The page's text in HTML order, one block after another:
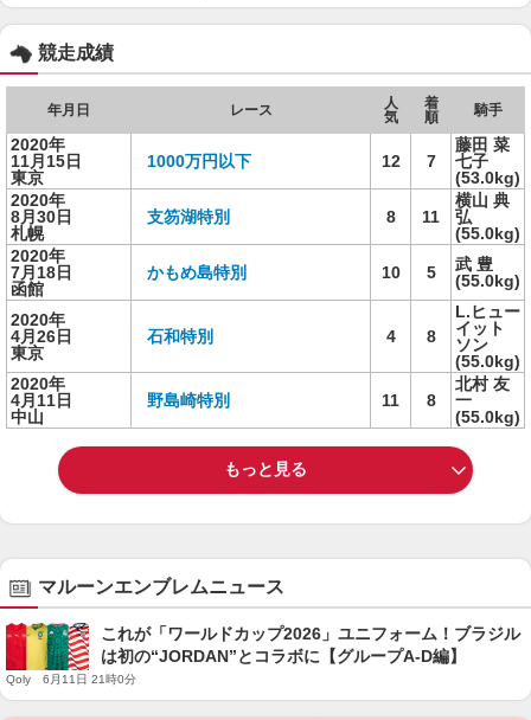
競走成績
年月日 レース
人
気
着
順
騎手
2020年
11月15日
東京
1000万円以下 12 7
藤田 菜
七子
(53.0kg)
2020年
8月30日
札幌
支笏湖特別 8 11
横山 典
弘
(55.0kg)
2020年
7月18日
函館
かもめ島特別 10 5
武 豊
(55.0kg)
2020年
4月26日
東京
石和特別 4 8
L.ヒュー
イット
ソン
(55.0kg)
2020年
4月11日
中山
野島崎特別 11 8
北村 友
一
(55.0kg)
もっと見る
マルーンエンブレムニュース
これが「ワールドカップ2026」ユニフォーム！ブラジル
は初の“JORDAN”とコラボに【グループA-D編】
Qoly 6月11日 21時0分